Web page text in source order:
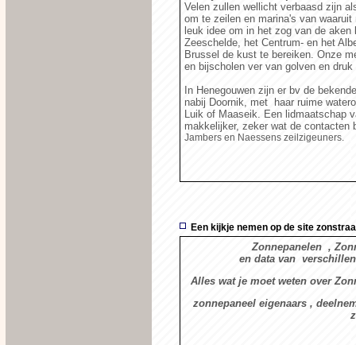
Velen zullen wellicht verbaasd zijn
om te zeilen en marina's van
leuk idee om in het zog van de
Zeeschelde, het Centrum- en het
Brussel de kust te bereiken. Onze
en bijscholen ver van golven en druk
In Henegouwen zijn er bv de
nabij Doornik, met haar ruime
Luik of Maaseik. Een lidmaatschap
makkelijker, zeker wat de contacten
Jambers en Naessens zeilzigeuners.
Een kijkje nemen op de site
Zonnepanelen ,
en data van
Alles wat je moet weten over
zonnepaneel eigenaars ,